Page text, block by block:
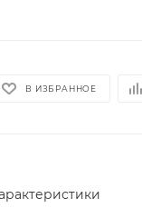
В ИЗБРАННОЕ